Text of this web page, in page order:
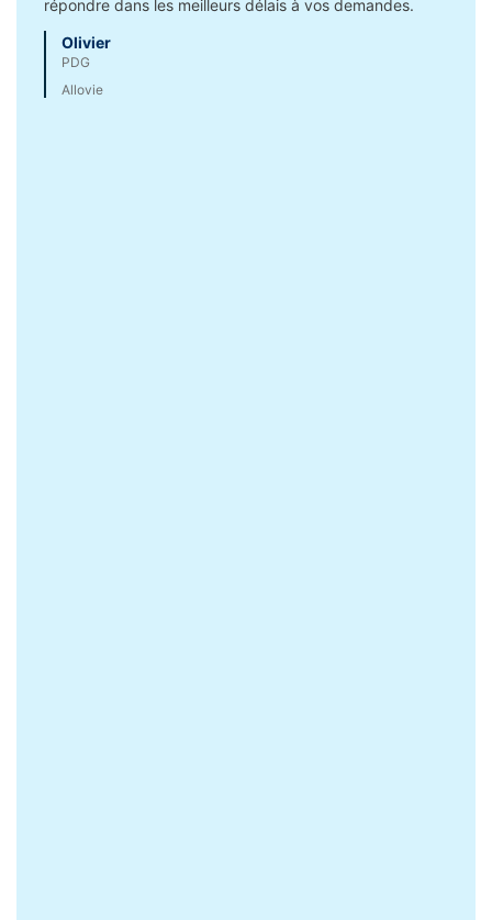
répondre dans les meilleurs délais à vos demandes.
Olivier
PDG
Allovie